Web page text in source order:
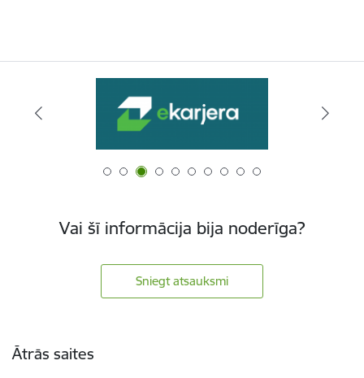
Vai šī informācija bija noderīga?
Sniegt atsauksmi
Ātrās saites